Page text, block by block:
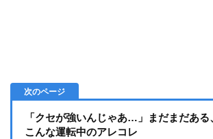
「クセが強いんじゃあ…」まだまだあ
こんな運転中のアレコレ